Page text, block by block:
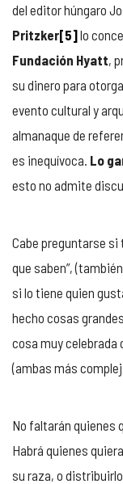
del editor húngaro
Pritzker[5]lo
Fundación Hyatt,
su dinero para
evento cultural y
almanaque de
es inequívoca. Lo
esto no admite
Cabe preguntarse si
que saben”,
si lo tiene quien
hecho cosas
cosa muy celebrada
(ambas más
No faltarán quienes
Habrá quienes
su raza, o